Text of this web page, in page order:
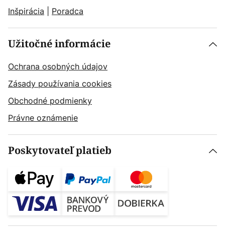
Inšpirácia
Poradca
Užitočné informácie
Ochrana osobných údajov
Zásady používania cookies
Obchodné podmienky
Právne oznámenie
Poskytovateľ platieb